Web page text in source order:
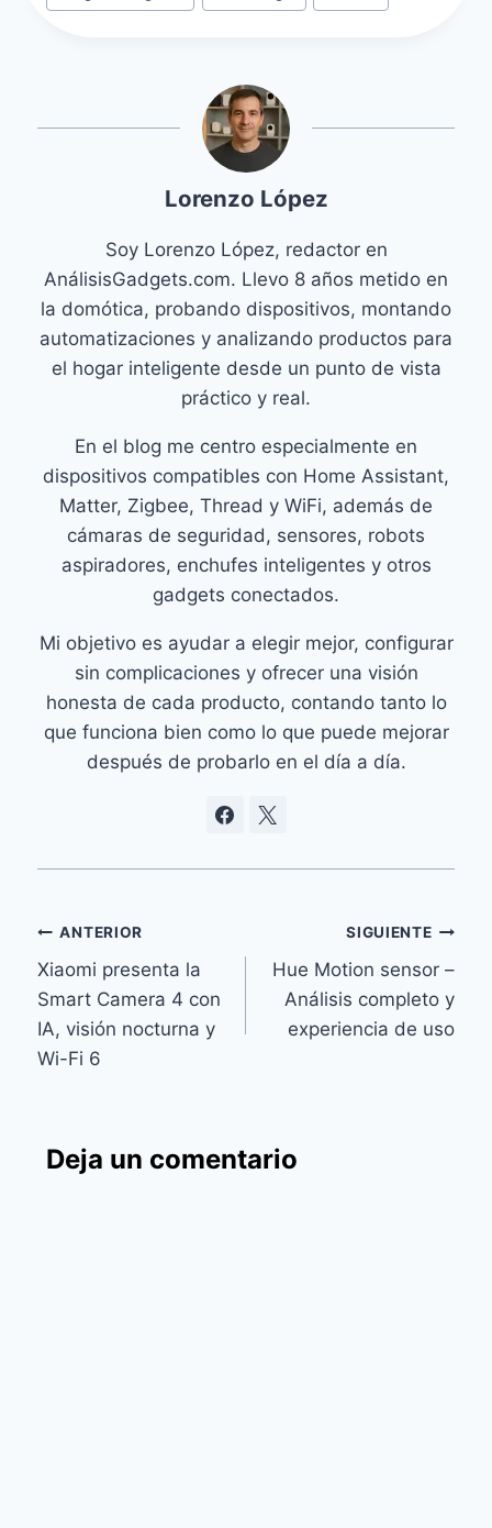
Lorenzo López
Soy Lorenzo López, redactor en
AnálisisGadgets.com. Llevo 8 años metido en
la domótica, probando dispositivos, montando
automatizaciones y analizando productos para
el hogar inteligente desde un punto de vista
práctico y real.
En el blog me centro especialmente en
dispositivos compatibles con Home Assistant,
Matter, Zigbee, Thread y WiFi, además de
cámaras de seguridad, sensores, robots
aspiradores, enchufes inteligentes y otros
gadgets conectados.
Mi objetivo es ayudar a elegir mejor, configurar
sin complicaciones y ofrecer una visión
honesta de cada producto, contando tanto lo
que funciona bien como lo que puede mejorar
después de probarlo en el día a día.
Navegación
de
entradas
ANTERIOR
Xiaomi presenta la
Smart Camera 4 con
IA, visión nocturna y
Wi-Fi 6
SIGUIENTE
Hue Motion sensor –
Análisis completo y
experiencia de uso
Deja un comentario